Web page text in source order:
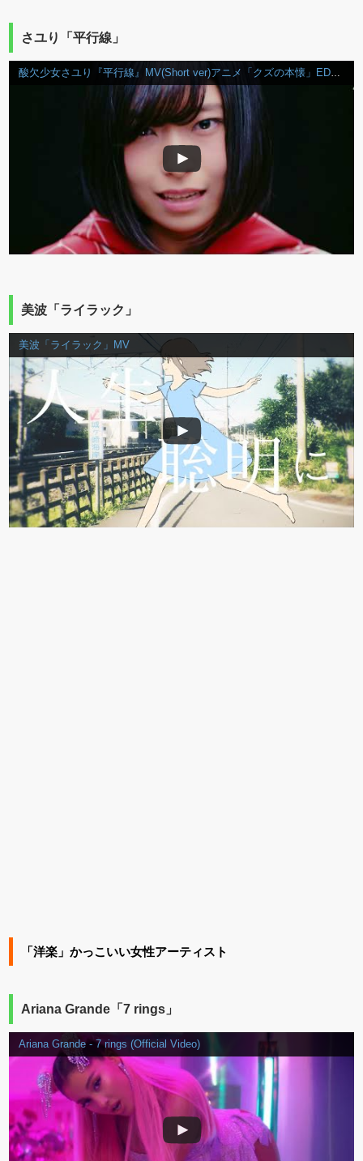
さユり「平行線」
酸欠少女さユり『平行線』MV(Short ver)アニメ「クズの本懐」EDテーマ
美波「ライラック」
美波「ライラック」MV
「洋楽」かっこいい女性アーティスト
Ariana Grande「7 rings」
Ariana Grande - 7 rings (Official Video)